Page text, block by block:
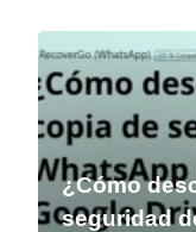
¿Cómo
seguridad